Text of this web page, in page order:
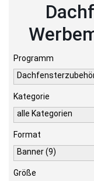
Programm
Kategorie
alle Kategorien
Format
Banner (9)
Größe